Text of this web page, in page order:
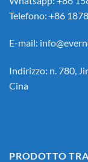
Telefono: +86
E-mail:
Indirizzo: n. 780,
Cina
PRODOTTO